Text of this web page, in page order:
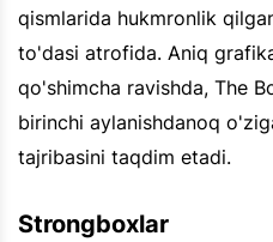
qismlarida hukmronlik
to'dasi atrofida. Aniq
qo'shimcha ravishda, The
birinchi aylanishdanoq
tajribasini taqdim etadi.
Strongboxlar